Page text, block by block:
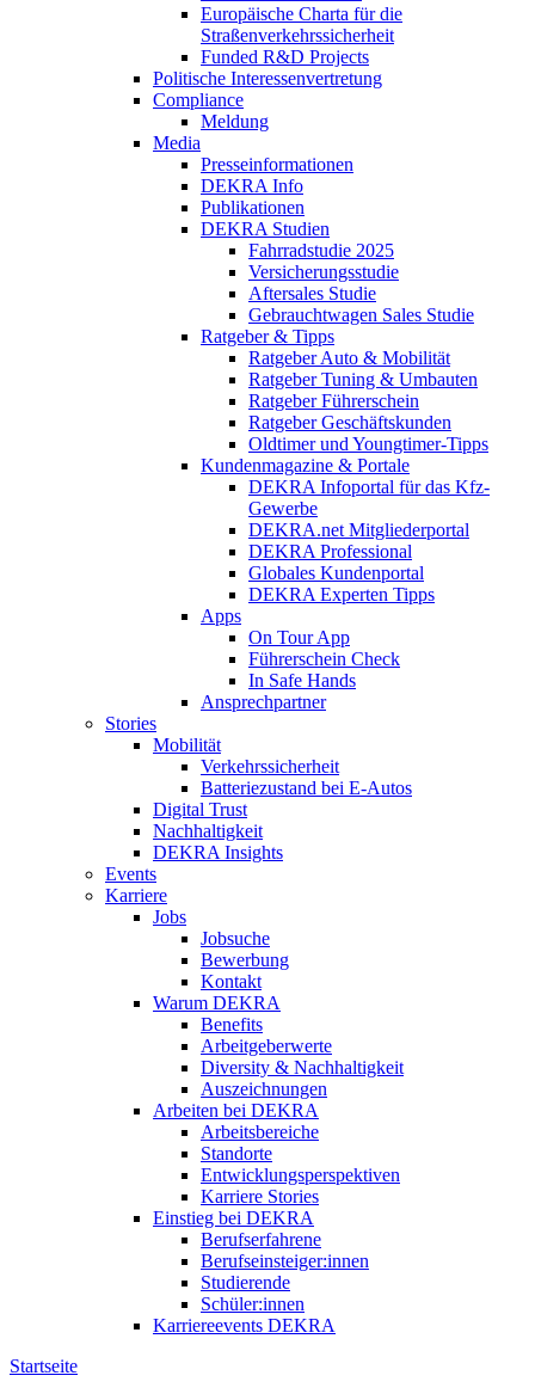
Europäische Charta für die
Straßenverkehrssicherheit
Funded R&D Projects
Politische Interessenvertretung
Compliance
Meldung
Media
Presseinformationen
DEKRA Info
Publikationen
DEKRA Studien
Fahrradstudie 2025
Versicherungsstudie
Aftersales Studie
Gebrauchtwagen Sales Studie
Ratgeber & Tipps
Ratgeber Auto & Mobilität
Ratgeber Tuning & Umbauten
Ratgeber Führerschein
Ratgeber Geschäftskunden
Oldtimer und Youngtimer-Tipps
Kundenmagazine & Portale
DEKRA Infoportal für das Kfz-
Gewerbe
DEKRA.net Mitgliederportal
DEKRA Professional
Globales Kundenportal
DEKRA Experten Tipps
Apps
On Tour App
Führerschein Check
In Safe Hands
Ansprechpartner
Stories
Mobilität
Verkehrssicherheit
Batteriezustand bei E-Autos
Digital Trust
Nachhaltigkeit
DEKRA Insights
Events
Karriere
Jobs
Jobsuche
Bewerbung
Kontakt
Warum DEKRA
Benefits
Arbeitgeberwerte
Diversity & Nachhaltigkeit
Auszeichnungen
Arbeiten bei DEKRA
Arbeitsbereiche
Standorte
Entwicklungsperspektiven
Karriere Stories
Einstieg bei DEKRA
Berufserfahrene
Berufseinsteiger:innen
Studierende
Schüler:innen
Karriereevents DEKRA
Startseite